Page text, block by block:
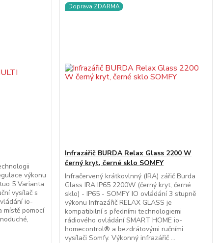
výkonu
5 Varianta
vysílač s
io-
místě pomocí
Doprava ZDARMA
Infrazářič BURDA Relax Glass 2200 W
černý kryt, černé sklo SOMFY
Infračervený krátkovlnný (IRA) zářič Burda
Glass IRA IP65 2200W (černý kryt, černé
sklo) - IP65 - SOMFY IO ovládání 3 stupně
výkonu Infrazářič RELAX GLASS je
kompatibilní s předními technologiemi
rádiového ovládání SMART HOME io-
homecontrol® a bezdrátovými ručními
vysílači Somfy. Výkonný infrazářič ...